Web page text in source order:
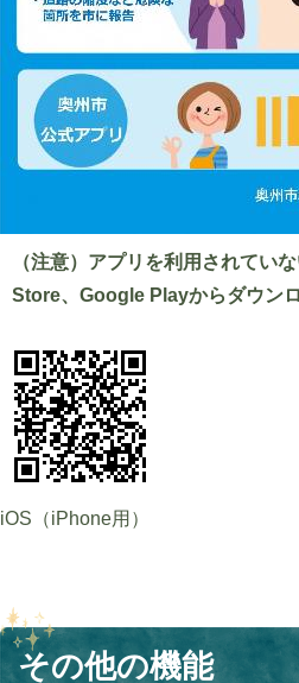
（注意）アプリを利用されてい
Store、Google Playからダウン
iOS（iPhone用）
その他の機能